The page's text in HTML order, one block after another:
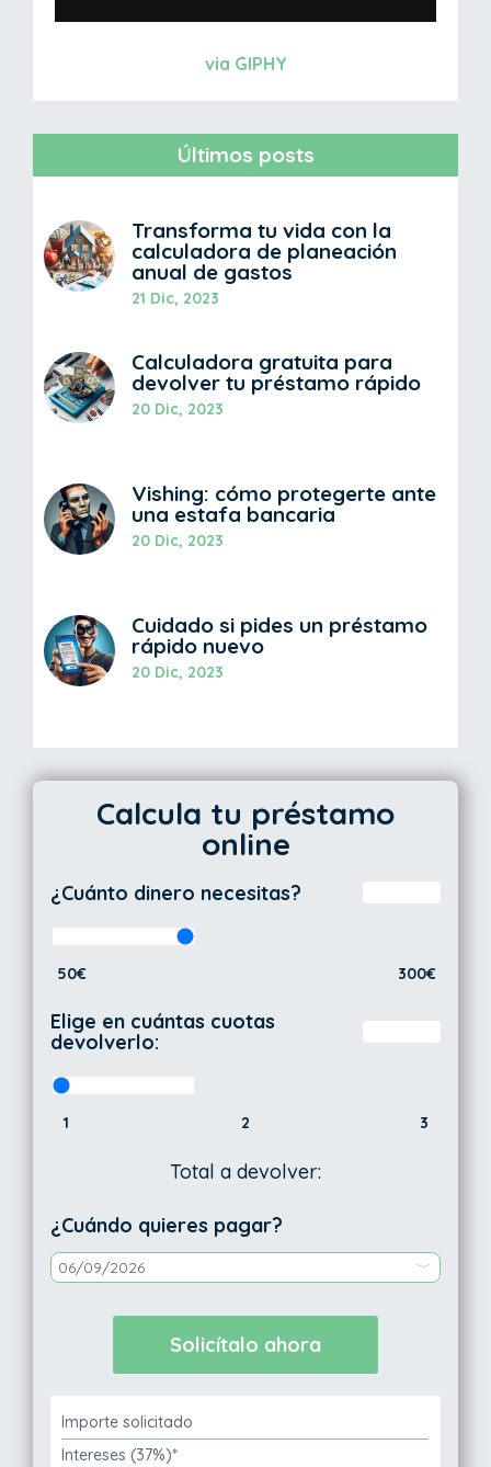
via GIPHY
Últimos posts
Transforma tu vida con la
calculadora de planeación
anual de gastos
21 Dic, 2023
Calculadora gratuita para
devolver tu préstamo rápido
20 Dic, 2023
Vishing: cómo protegerte ante
una estafa bancaria
20 Dic, 2023
Cuidado si pides un préstamo
rápido nuevo
20 Dic, 2023
Calcula tu préstamo
online
¿Cuánto dinero necesitas?
50€ 300€
Elige en cuántas cuotas
devolverlo:
1 2 3
Total a devolver:
¿Cuándo quieres pagar?
Importe solicitado
Intereses (37%)*